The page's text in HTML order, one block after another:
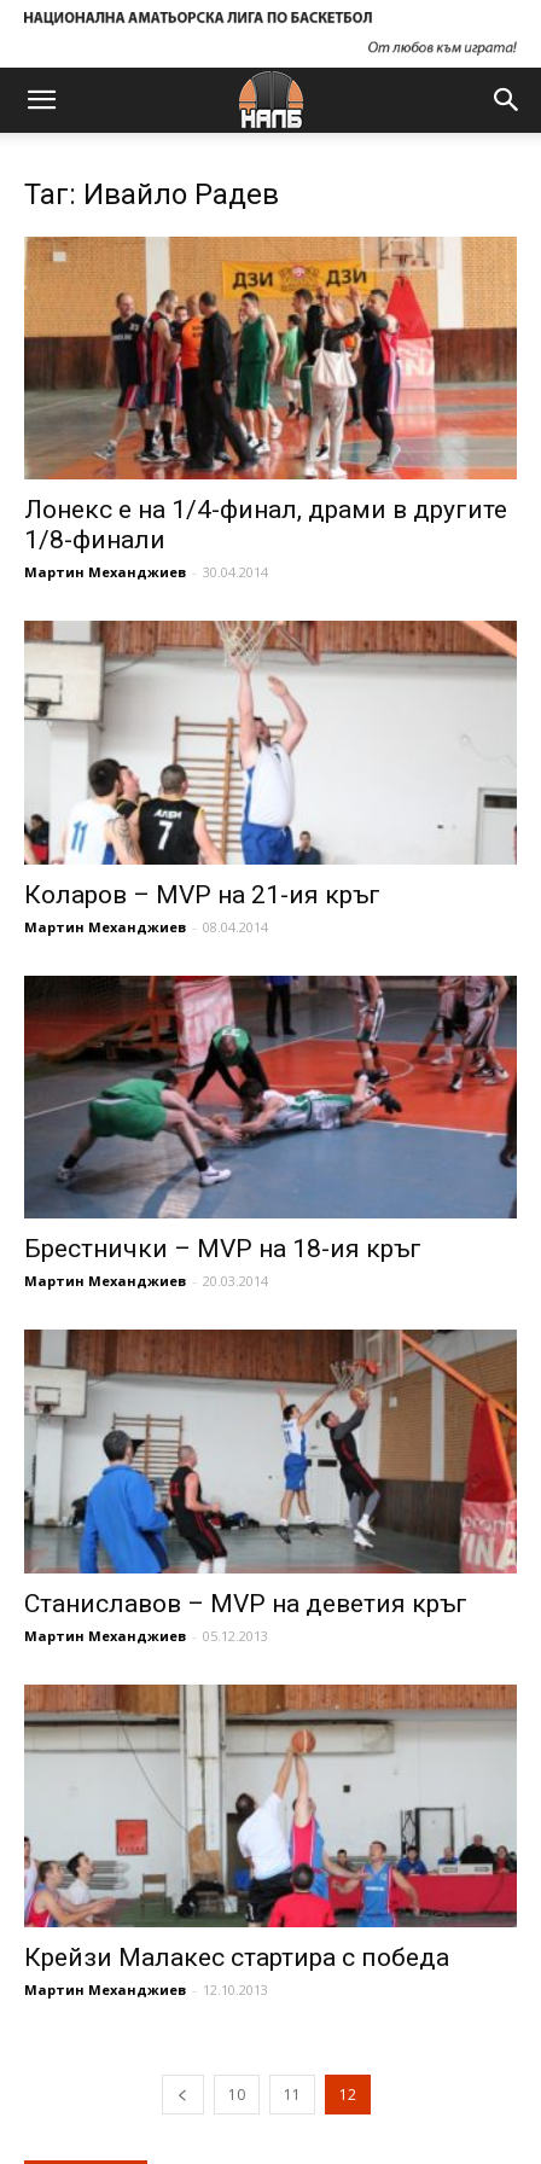
Таг: Ивайло Радев
Лонекс е на 1/4-финал, драми в другите
1/8-финали
Мартин Механджиев - 30.04.2014
Коларов – MVP на 21-ия кръг
Мартин Механджиев - 08.04.2014
Брестнички – MVP на 18-ия кръг
Мартин Механджиев - 20.03.2014
Станиславов – MVP на деветия кръг
Мартин Механджиев - 05.12.2013
Крейзи Малакес стартира с победа
Мартин Механджиев - 12.10.2013
10 11 12